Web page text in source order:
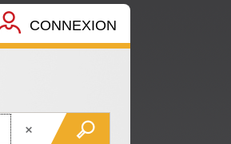
CONNEXION